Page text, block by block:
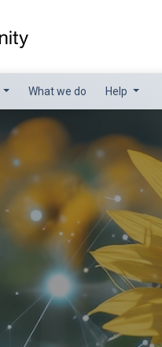
What we do Help